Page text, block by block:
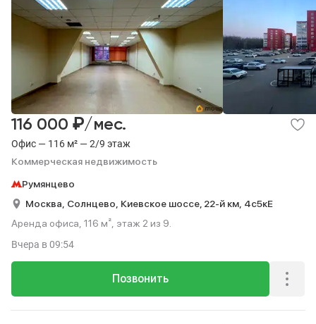
Офис — 116 м² — 2/9 этаж
Коммерческая недвижимость
116 000 ₽/мес.
Румянцево
Москва, Солнцево, Киевское шоссе, 22-й км, 4с5кЕ
Аренда офиса, 116 м², этаж 2 из 9.
Позвонить
Вчера в 09:54